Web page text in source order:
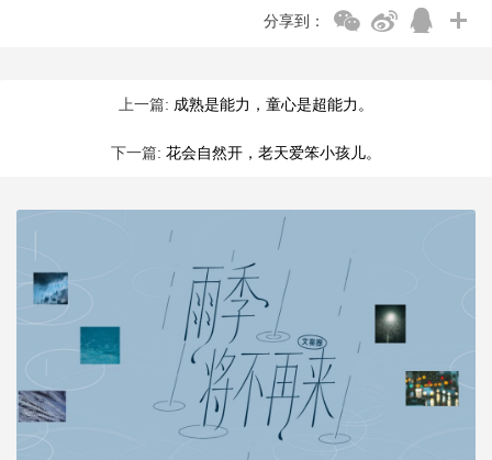
分享到：
上一篇: 成熟是能力，童心是超能力。
下一篇: 花会自然开，老天爱笨小孩儿。